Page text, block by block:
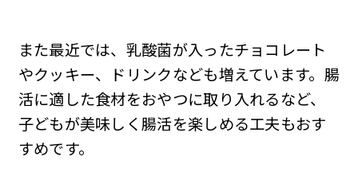
また最近では、乳酸菌が入ったチョコレート
やクッキー、ドリンクなども増えています。腸
活に適した食材をおやつに取り入れるなど、
子どもが美味しく腸活を楽しめる工夫もおす
すめです。